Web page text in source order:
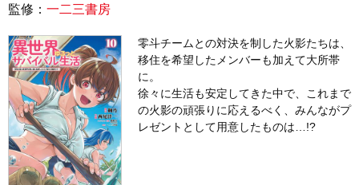
監修： 一二三書房
零斗チームとの対決を制した火影たちは、
移住を希望したメンバーも加えて大所帯
に。
徐々に生活も安定してきた中で、これまで
の火影の頑張りに応えるべく、みんながプ
レゼントとして用意したものは…!?